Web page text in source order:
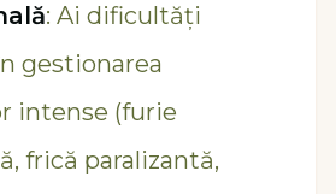
: Ai dificultăți
gestionarea
intense (furie
frică paralizantă,